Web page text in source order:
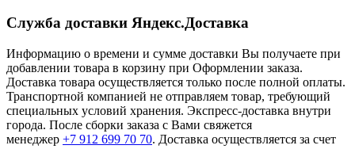
Служба доставки Яндекс.Доставка
Информацию о времени и сумме доставки Вы получаете при
добавлении товара в корзину при Оформлении заказа.
Доставка товара осуществляется только после полной оплаты.
Транспортной компанией не отправляем товар, требующий
специальных условий хранения. Экспресс-доставка внутри
города. После сборки заказа с Вами свяжется
менеджер +7 912 699 70 70. Доставка осуществляется за счет